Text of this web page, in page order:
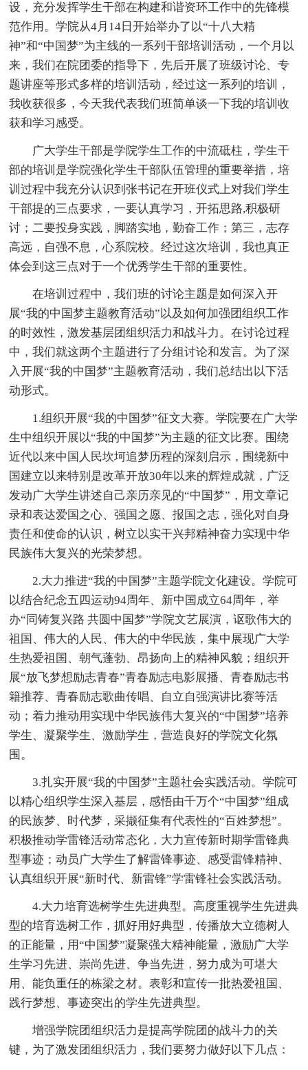
设，充分发挥学生干部在构建和谐资环工作中的先锋模
范作用。学院从4月14日开始举办了以“十八大精
神”和“中国梦”为主线的一系列干部培训活动，一个月以
来，我们在院团委的指导下，先后开展了班级讨论、专
题讲座等形式多样的培训活动，经过这一系列的培训，
我收获很多，今天我代表我们班简单谈一下我的培训收
获和学习感受。
广大学生干部是学院学生工作的中流砥柱，学生干
部的培训是学院强化学生干部队伍管理的重要举措，培
训过程中我充分认识到张书记在开班仪式上对我们学生
干部提的三点要求，一要认真学习，开拓思路,积极研
讨；二要投身实践，脚踏实地，勤奋工作；第三，志存
高远，自强不息，心系院校。经过这次培训，我也真正
体会到这三点对于一个优秀学生干部的重要性。
在培训过程中，我们班的讨论主题是如何深入开
展“我的中国梦主题教育活动”以及如何加强团组织工作
的时效性，激发基层团组织活力和战斗力。在讨论过程
中，我们就这两个主题进行了分组讨论和发言。为了深
入开展“我的中国梦”主题教育活动，我们总结出以下活
动形式。
1.组织开展“我的中国梦”征文大赛。学院要在广大学
生中组织开展以“我的中国梦”为主题的征文比赛。围绕
近代以来中国人民坎坷追梦历程的深刻启示，围绕新中
国建立以来特别是改革开放30年以来的辉煌成就，广泛
发动广大学生讲述自己亲历亲见的“中国梦”，用文章记
录和表达爱国之心、强国之愿、报国之志，强化对自身
责任和使命的认识，树立以实干兴邦精神奋力实现中华
民族伟大复兴的光荣梦想。
2.大力推进“我的中国梦”主题学院文化建设。学院可
以结合纪念五四运动94周年、新中国成立64周年，举
办“同铸复兴路 共圆中国梦”学院文艺展演，讴歌伟大的
祖国、伟大的人民、伟大的中华民族，集中展现广大学
生热爱祖国、朝气蓬勃、昂扬向上的精神风貌；组织开
展“放飞梦想励志青春”青春励志电影展播、青春励志书
籍推荐、青春励志歌曲传唱、自立自强演讲比赛等活
动；着力推动用实现中华民族伟大复兴的“中国梦”培养
学生、凝聚学生、激励学生，营造良好的学院文化氛
围。
3.扎实开展“我的中国梦”主题社会实践活动。学院可
以精心组织学生深入基层，感悟由千万个“中国梦”组成
的民族梦、时代梦，采撷征集有代表性的“百姓梦想”。
积极推动学雷锋活动常态化，大力宣传新时期学雷锋典
型事迹；动员广大学生了解雷锋事迹、感受雷锋精神、
认真组织开展“新时代、新雷锋”学雷锋社会实践活动。
4.大力培育选树学生先进典型。高度重视学生先进典
型的培育选树工作，抓好用好典型，传播放大立德树人
的正能量，用“中国梦”凝聚强大精神能量，激励广大学
生学习先进、崇尚先进、争当先进，努力成为可堪大
用、能负重任的栋梁之材。表彰和宣传一批热爱祖国、
践行梦想、事迹突出的学生先进典型。
增强学院团组织活力是提高学院团的战斗力的关
键，为了激发团组织活力，我们要努力做好以下几点：